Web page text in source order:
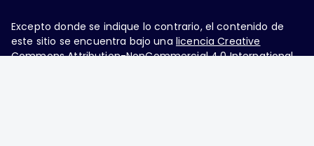
Excepto donde se indique lo contrario, el contenido de
este sitio se encuentra bajo una licencia Creative
Commons Attribution-NonCommercial 4.0 International